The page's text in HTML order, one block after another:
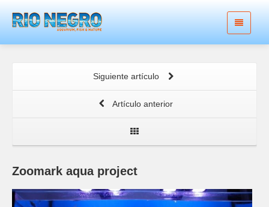
Siguiente artículo
Artículo anterior
Zoomark aqua project